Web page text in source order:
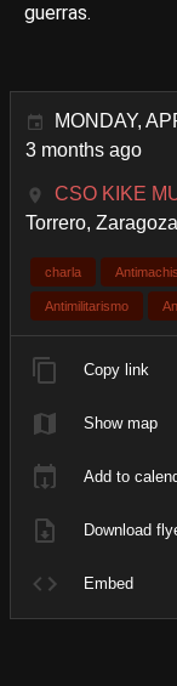
guerras.
MONDAY,
3 months ago
CSO KIKE
Torrero,
charla
Antimilitarismo
Copy link
Show map
Add to
Download
Embed